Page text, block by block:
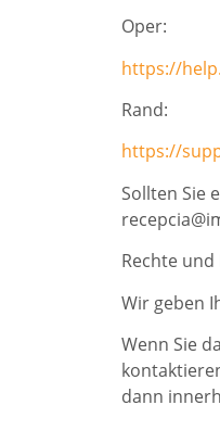
Oper:
https://
Rand:
https://
Sollten Sie
Rechte
Wir geben
Wenn Sie
dann